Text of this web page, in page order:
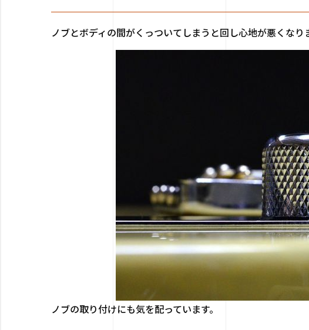
ノブとボディの間がくっついてしまうと回し心地が悪くな
ノブの取り付けにも気を配っています。